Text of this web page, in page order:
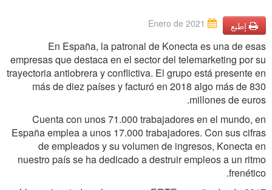
إطبع
En España, la patronal de Konecta es una de esas
empresas que destaca en el sector del telemarketing por su
trayectoria antiobrera y conflictiva. El grupo está presente en
más de diez países y facturó en 2018 algo más de 830
millones de euros.
Cuenta con unos 71.000 trabajadores en el mundo, en
España emplea a unos 17.000 trabajadores. Con sus cifras
de empleados y su volumen de ingresos, Konecta en
nuestro país se ha dedicado a destruir empleos a un ritmo
frenético.